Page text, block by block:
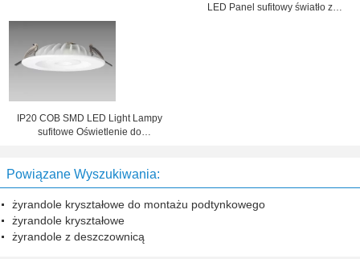
LED Panel sufitowy światło z
IP20 COB SMD LED Light Lampy
sufitowe Oświetlenie do
Powiązane Wyszukiwania:
żyrandole kryształowe do montażu podtynkowego
żyrandole kryształowe
żyrandole z deszczownicą